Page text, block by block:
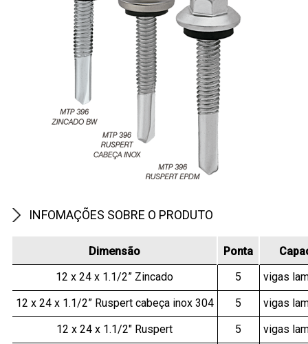
INFOMAÇÕES SOBRE O PRODUTO
Dimensão Ponta
12 x 24 x 1.1/2” Zincado
5
vigas
12 x 24 x 1.1/2” Ruspert cabeça inox 304
5
vigas
12 x 24 x 1.1/2" Ruspert
5
vigas